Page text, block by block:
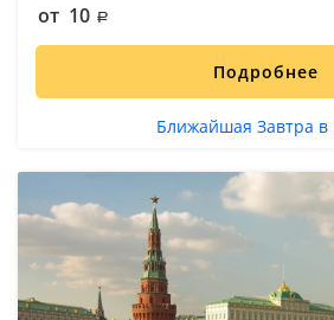
от 10
Подробнее
Ближайшая Завтра в